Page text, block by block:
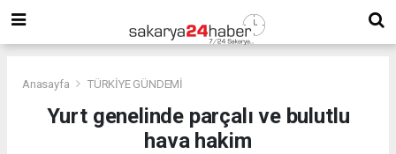
Anasayfa TÜRKİYE GÜNDEMİ
Yurt genelinde parçalı ve bulutlu
hava hakim